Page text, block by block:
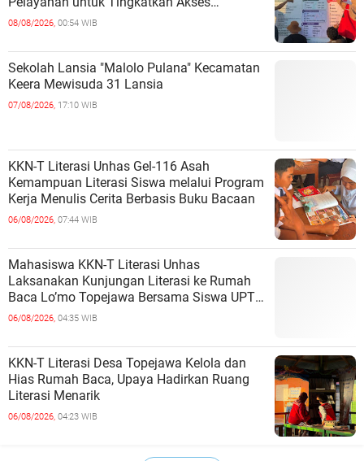
Informasi Masyarakat
08/08/2026, 00:54 WIB
Sekolah Lansia "Malolo Pulana" Kecamatan
Keera Mewisuda 31 Lansia
07/08/2026, 17:10 WIB
KKN-T Literasi Unhas Gel-116 Asah
Kemampuan Literasi Siswa melalui Program
Kerja Menulis Cerita Berbasis Buku Bacaan
06/08/2026, 07:44 WIB
Mahasiswa KKN-T Literasi Unhas
Laksanakan Kunjungan Literasi ke Rumah
Baca Lo’mo Topejawa Bersama Siswa UPT
SDN 66 Kajang
06/08/2026, 04:35 WIB
KKN-T Literasi Desa Topejawa Kelola dan
Hias Rumah Baca, Upaya Hadirkan Ruang
Literasi Menarik
06/08/2026, 04:23 WIB